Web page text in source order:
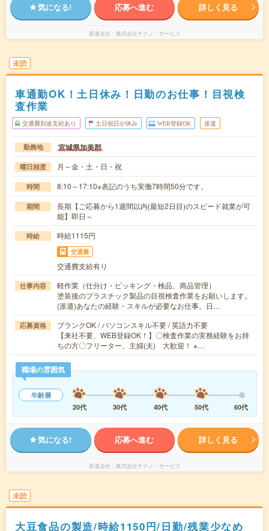
気になる! 応募へ進む 詳しく見る
派遣会社 株式会社テクノ・サービス
未読
車通勤OK！土日休み！日勤のお仕事！目視検
査作業
交通費別途支給あり 土日祝日が休み WEB登録OK 派遣
勤務地 宮城県加美郡
曜日頻度 月～金・土・日・祝
時間 8:10～17:10※表記のうち実働7時間50分です。
期間
長期【ご応募から1週間以内(最短2日目)のスピード就業が可
能】即日～
時給 時給1115円
交通費
交通費支給有り
仕事内容
軽作業（仕分け・ピッキング・検品、商品管理）
塗装後のプラスチック製品の目視検査作業をお願いします。
(派遣)あなたの経験・スキルが必要なお仕事。日…
応募資格
ブランクOK / パソコンスキル不要 / 英語力不要
【来社不要、WEB登録OK！】〇検査作業の実務経験をお持
ちの方〇フリーター、主婦(夫) 大歓迎！ ※…
職場の雰囲気
年齢層
20代
30代 40代 50代 60代
気になる! 応募へ進む 詳しく見る
派遣会社 株式会社テクノ・サービス
未読
大豆食品の製造/時給1150円/日勤/残業少なめ